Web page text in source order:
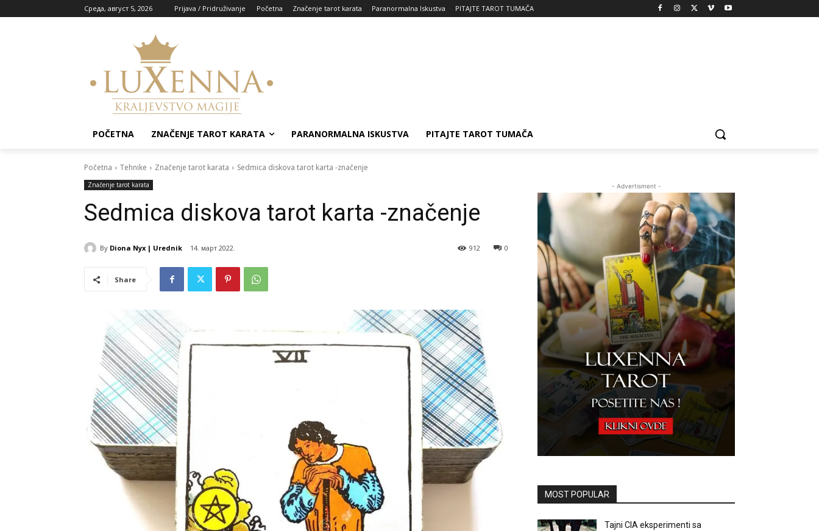
Cреда, август 5, 2026 Prijava / Pridruživanje Početna Značenje tarot karata Paranormalna Iskustva PITAJTE TAROT TUMAČA
POČETNA ZNAČENJE TAROT KARATA PARANORMALNA ISKUSTVA PITAJTE TAROT TUMAČA
Početna Tehnike Značenje tarot karata Sedmica diskova tarot karta -značenje
Značenje tarot karata
Sedmica diskova tarot karta -značenje
By Diona Nyx | Urednik 14. март 2022. 0
912
Share
- Advertisment -
MOST POPULAR
Tajni CIA eksperimenti sa